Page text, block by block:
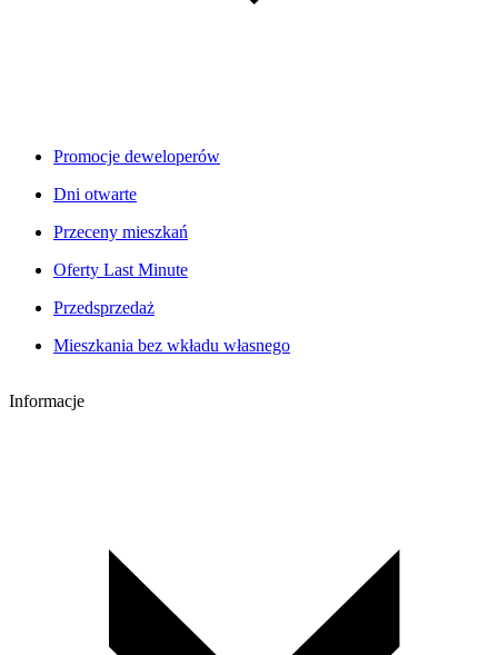
Promocje deweloperów
Dni otwarte
Przeceny mieszkań
Oferty Last Minute
Przedsprzedaż
Mieszkania bez wkładu własnego
Informacje